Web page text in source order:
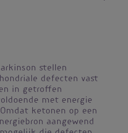
stellen
defecten vast
in getroffen
met energie
ketonen op een
aangewend